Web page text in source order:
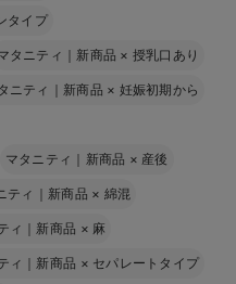
タイプ
タニティ｜新商品 × 授乳口あり
ニティ｜新商品 × 妊娠初期から
マタニティ｜新商品 × 産後
ティ｜新商品 × 綿混
ィ｜新商品 × 麻
ィ｜新商品 × セパレートタイプ